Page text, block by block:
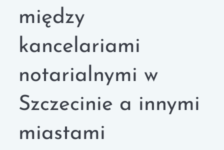
między
kancelariami
notarialnymi w
Szczecinie a innymi
miastami